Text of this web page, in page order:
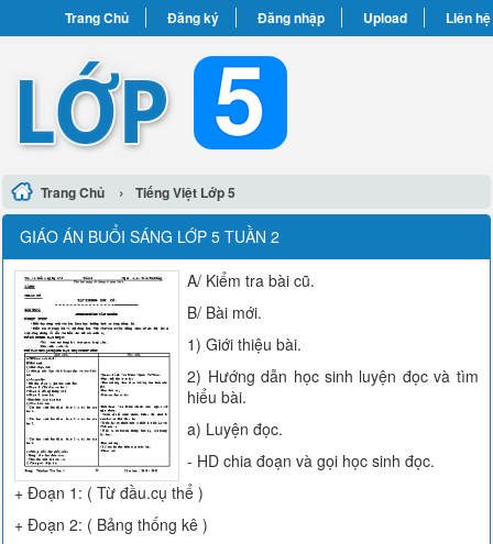
Trang Chủ Đăng ký Đăng nhập Upload Liên hệ
Trang Chủ › Tiếng Việt Lớp 5
GIÁO ÁN BUỔI SÁNG LỚP 5 TUẦN 2
A/ Kiểm tra bài cũ.
B/ Bài mới.
1) Giới thiệu bài.
2) Hướng dẫn học sinh luyện đọc và tìm
hiểu bài.
a) Luyện đọc.
- HD chia đoạn và gọi học sinh đọc.
+ Đoạn 1: ( Từ đầu.cụ thể )
+ Đoạn 2: ( Bảng thống kê )